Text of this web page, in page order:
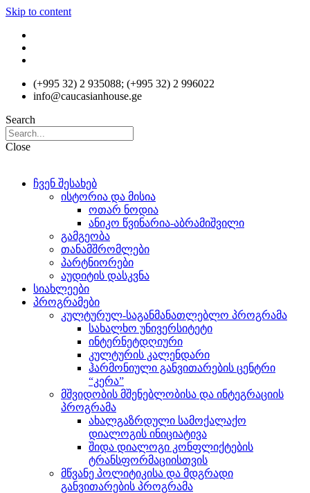
Skip to content
(+995 32) 2 935088; (+995 32) 2 996022
info@caucasianhouse.ge
Search
Close
ჩვენ შესახებ
ისტორია და მისია
ოთარ ნოდია
ანიკო წვინარია-აბრამიშვილი
გამგეობა
თანამშრომლები
პარტნიორები
აუდიტის დასკვნა
სიახლეები
პროგრამები
კულტურულ-საგანმანათლებლო პროგრამა
სახალხო უნივერსიტეტი
ინტერნეტდღიური
კულტურის კალენდარი
ჰარმონიული განვითარების ცენტრი
“კერა”
მშვიდობის მშენებლობისა და ინტეგრაციის
პროგრამა
ახალგაზრდული სამოქალაქო
დიალოგის ინიციატივა
შიდა დიალოგი კონფლიქტების
ტრანსფორმაციისთვის
მწვანე პოლიტიკისა და მდგრადი
განვითარების პროგრამა